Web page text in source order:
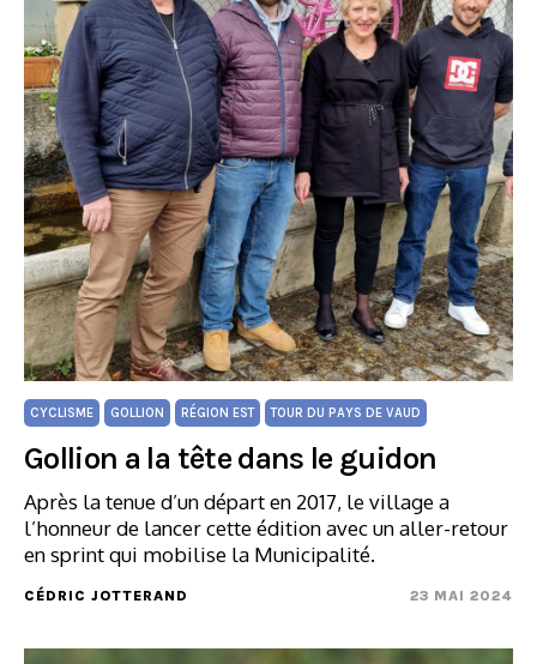
CYCLISME GOLLION RÉGION EST TOUR DU PAYS DE VAUD
Gollion a la tête dans le guidon
Après la tenue d’un départ en 2017, le village a
l’honneur de lancer cette édition avec un aller-retour
en sprint qui mobilise la Municipalité.
CÉDRIC JOTTERAND 23 MAI 2024